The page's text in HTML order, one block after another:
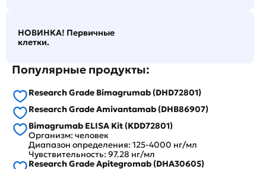
НОВИНКА! Первичные
клетки.
Популярные продукты:
Research Grade Bimagrumab (DHD72801)
Research Grade Amivantamab (DHB86907)
Bimagrumab ELISA Kit (KDD72801)
Организм: человек
Диапазон определения: 125-4000 нг/мл
Чувствительность: 97.28 нг/мл
Research Grade Apitegromab (DHA30605)